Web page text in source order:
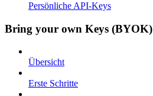
Persönliche API-Keys
Bring your own Keys (BYOK)
Übersicht
Erste Schritte